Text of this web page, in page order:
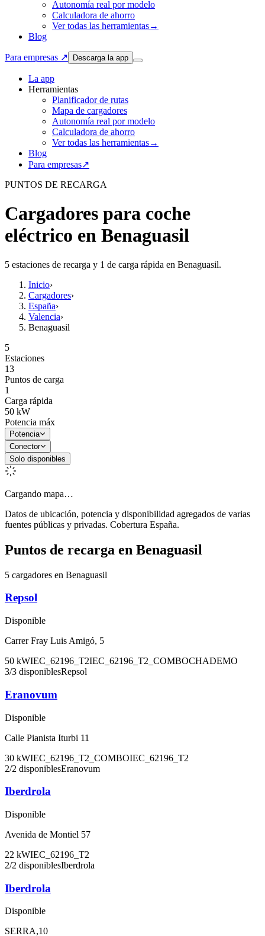
Autonomía real por modelo
Calculadora de ahorro
Ver todas las herramientas→
Blog
Para empresas ↗ Descarga la app
La app
Herramientas
Planificador de rutas
Mapa de cargadores
Autonomía real por modelo
Calculadora de ahorro
Ver todas las herramientas→
Blog
Para empresas↗
PUNTOS DE RECARGA
Cargadores para coche
eléctrico en Benaguasil
5 estaciones de recarga y 1 de carga rápida en Benaguasil.
Inicio›
Cargadores›
España›
Valencia›
Benaguasil
5
Estaciones
13
Puntos de carga
1
Carga rápida
50 kW
Potencia máx
Potencia
Conector
Solo disponibles
Cargando mapa…
Datos de ubicación, potencia y disponibilidad agregados de varias
fuentes públicas y privadas. Cobertura España.
Puntos de recarga en Benaguasil
5 cargadores en Benaguasil
Repsol
Disponible
Carrer Fray Luis Amigó, 5
50 kWIEC_62196_T2IEC_62196_T2_COMBOCHADEMO
3/3 disponiblesRepsol
Eranovum
Disponible
Calle Pianista Iturbi 11
30 kWIEC_62196_T2_COMBOIEC_62196_T2
2/2 disponiblesEranovum
Iberdrola
Disponible
Avenida de Montiel 57
22 kWIEC_62196_T2
2/2 disponiblesIberdrola
Iberdrola
Disponible
SERRA,10